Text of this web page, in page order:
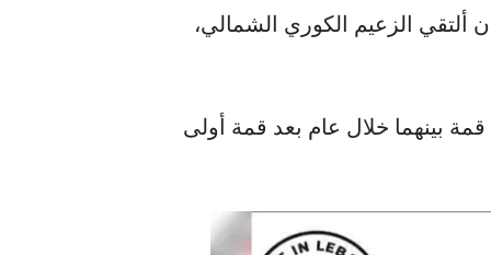
ألتقي الزعيم الكوري الشمالي،
بينهما خلال عام بعد قمة أولى